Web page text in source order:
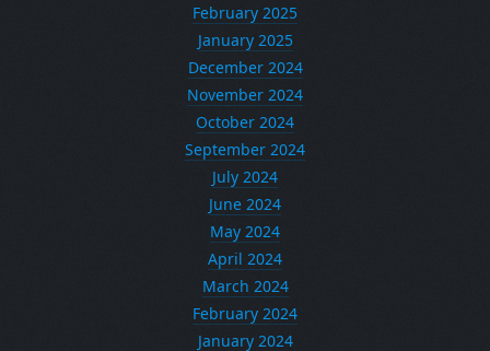
February 2025
January 2025
December 2024
November 2024
October 2024
September 2024
July 2024
June 2024
May 2024
April 2024
March 2024
February 2024
January 2024